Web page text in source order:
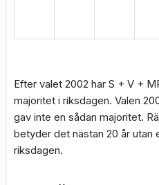
Efter valet 2002 har S + V +
majoritet i riksdagen. Valen
gav inte en sådan majoritet.
betyder det nästan 20 år utan
riksdagen.